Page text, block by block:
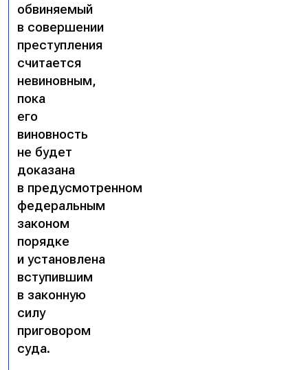
обвиняемый
в совершении
преступления
считается
невиновным,
пока
его
виновность
не будет
доказана
в предусмотренном
федеральным
законом
порядке
и установлена
вступившим
в законную
силу
приговором
суда.